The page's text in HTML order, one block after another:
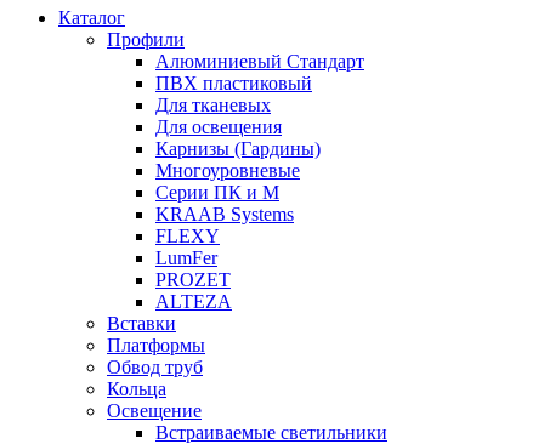
Каталог
Профили
Алюминиевый Стандарт
ПВХ пластиковый
Для тканевых
Для освещения
Карнизы (Гардины)
Многоуровневые
Серии ПК и М
KRAAB Systems
FLEXY
LumFer
PROZET
ALTEZA
Вставки
Платформы
Обвод труб
Кольца
Освещение
Встраиваемые светильники